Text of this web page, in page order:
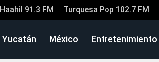
Haahil 91.3 FM Turquesa Pop 102.7 FM
Yucatán México Entretenimiento